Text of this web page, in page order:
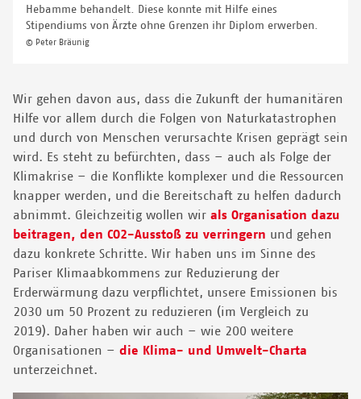
Hebamme behandelt. Diese konnte mit Hilfe eines
Stipendiums von Ärzte ohne Grenzen ihr Diplom erwerben.
© Peter Bräunig
Wir gehen davon aus, dass die Zukunft der humanitären
Hilfe vor allem durch die Folgen von Naturkatastrophen
und durch von Menschen verursachte Krisen geprägt sein
wird. Es steht zu befürchten, dass – auch als Folge der
Klimakrise – die Konflikte komplexer und die Ressourcen
knapper werden, und die Bereitschaft zu helfen dadurch
abnimmt. Gleichzeitig wollen wir als Organisation dazu
beitragen, den CO2-Ausstoß zu verringern und gehen
dazu konkrete Schritte. Wir haben uns im Sinne des
Pariser Klimaabkommens zur Reduzierung der
Erderwärmung dazu verpflichtet, unsere Emissionen bis
2030 um 50 Prozent zu reduzieren (im Vergleich zu
2019). Daher haben wir auch – wie 200 weitere
Organisationen – die Klima- und Umwelt-Charta
unterzeichnet.